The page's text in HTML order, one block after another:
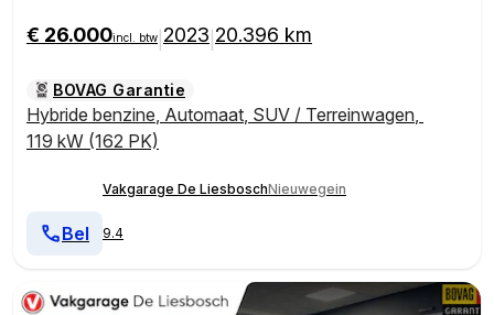
€ 26.000incl. btw 2023 20.396 km
BOVAG Garantie
Hybride benzine, Automaat, SUV / Terreinwagen,
119 kW (162 PK)
Vakgarage De LiesboschNieuwegein
9.4
Bel